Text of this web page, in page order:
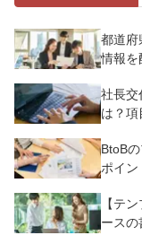
都道府
情報を
社長交
は？項
BtoB
ポイン
【テン
ースの